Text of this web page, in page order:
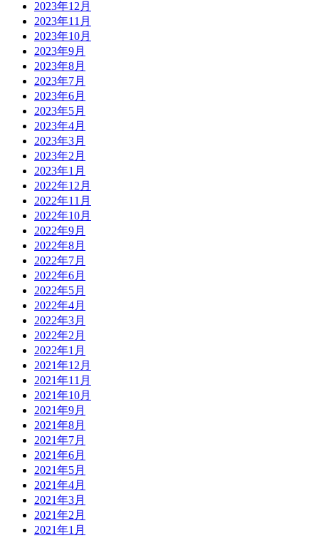
2023年12月
2023年11月
2023年10月
2023年9月
2023年8月
2023年7月
2023年6月
2023年5月
2023年4月
2023年3月
2023年2月
2023年1月
2022年12月
2022年11月
2022年10月
2022年9月
2022年8月
2022年7月
2022年6月
2022年5月
2022年4月
2022年3月
2022年2月
2022年1月
2021年12月
2021年11月
2021年10月
2021年9月
2021年8月
2021年7月
2021年6月
2021年5月
2021年4月
2021年3月
2021年2月
2021年1月